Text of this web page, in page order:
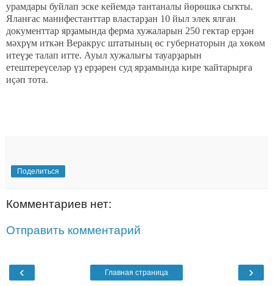
урамдары буйлап эске кейемдә тантаналы йөрөшкә сыҡты.
Яланғас манифестанттар властарҙан 10 йыл элек ялған
документтар ярҙамында ферма хужаларын 250 гектар ерҙән
мәхрүм иткән Веракрус штатының өс губернаторын да хөкөм
итеүҙе талап итте. Ауыл хужалығы тауарҙарын
етештереүселәр үҙ ерҙәрен суд ярҙамында кире ҡайтарырға
иҫәп тота.
Поделиться
Комментариев нет:
Отправить комментарий
‹ ›
Главная страница